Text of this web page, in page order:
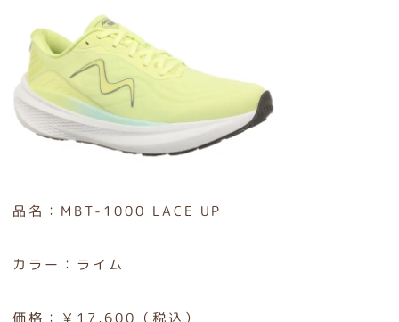
品名：MBT-1000 LACE UP
カラー：ライム
価格：￥17,600（税込）